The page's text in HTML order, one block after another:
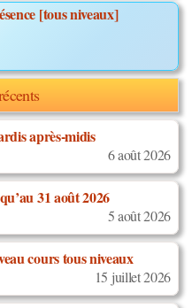
[tous niveaux]
après-midis
6 août 2026
31 août 2026
5 août 2026
cours tous niveaux
15 juillet 2026